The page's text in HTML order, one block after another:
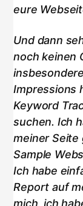
eure
Und dann
noch keinen
Impressions
Keyword
suchen. Ich
meiner Seite
Sample
Ich habe
Report auf
mich, ich